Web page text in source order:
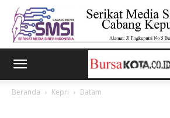
Beranda Kepri Batam